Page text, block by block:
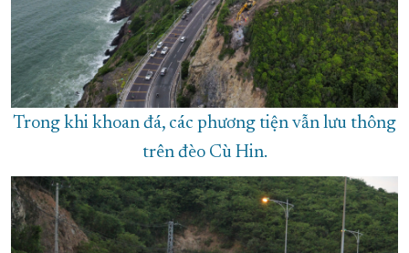
Trong khi khoan đá, các phương tiện vẫn lưu thông
trên đèo Cù Hin.